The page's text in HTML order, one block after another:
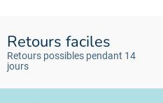
Retours faciles
Retours possibles pendant 14
jours